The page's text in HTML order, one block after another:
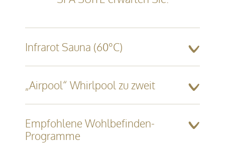
Infrarot Sauna (60°C)
„Airpool“ Whirlpool zu zweit
Empfohlene Wohlbefinden-
Programme